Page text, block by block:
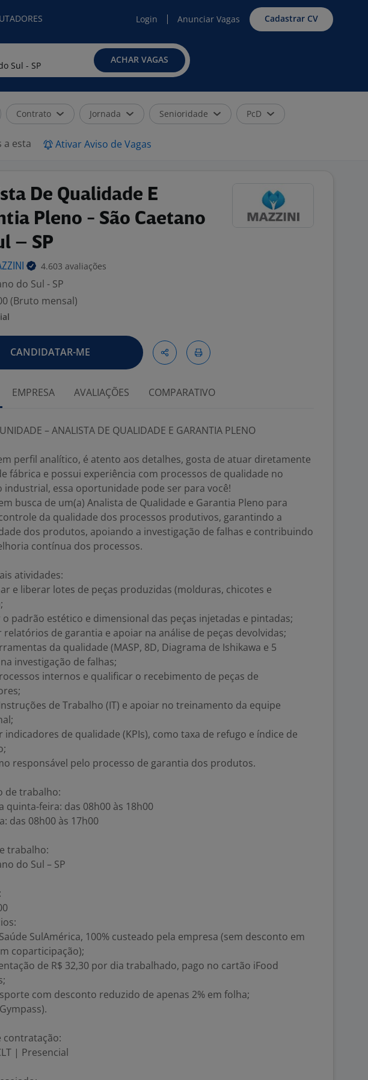
Login Anunciar Vagas Cadastrar CV
ACHAR VAGAS
Contrato Jornada Senioridade PcD
a esta Ativar Aviso de Vagas
De Qualidade E
Pleno - São Caetano
– SP
4.603 avaliações
do Sul - SP
(Bruto mensal)
CANDIDATAR-ME
EMPRESA AVALIAÇÕES COMPARATIVO
– ANALISTA DE QUALIDADE E GARANTIA PLENO
perfil analítico, é atento aos detalhes, gosta de atuar diretamente
fábrica e possui experiência com processos de qualidade no
industrial, essa oportunidade pode ser para você!
busca de um(a) Analista de Qualidade e Garantia Pleno para
da qualidade dos processos produtivos, garantindo a
dos produtos, apoiando a investigação de falhas e contribuindo
contínua dos processos.
atividades:
e liberar lotes de peças produzidas (molduras, chicotes e
padrão estético e dimensional das peças injetadas e pintadas;
relatórios de garantia e apoiar na análise de peças devolvidas;
da qualidade (MASP, 8D, Diagrama de Ishikawa e 5
investigação de falhas;
internos e qualificar o recebimento de peças de
de Trabalho (IT) e apoiar no treinamento da equipe
de qualidade (KPIs), como taxa de refugo e índice de
responsável pelo processo de garantia dos produtos.
de trabalho:
quinta-feira: das 08h00 às 18h00
das 08h00 às 17h00
trabalho:
do Sul – SP
SulAmérica, 100% custeado pela empresa (sem desconto em
coparticipação);
de R$ 32,30 por dia trabalhado, pago no cartão iFood
com desconto reduzido de apenas 2% em folha;
contratação:
| Presencial